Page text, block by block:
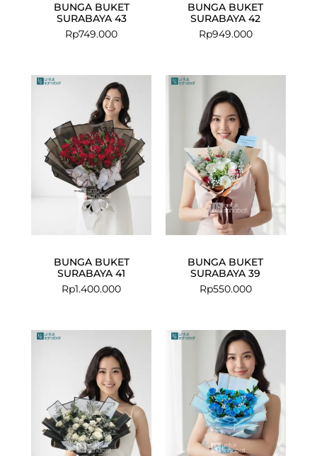
BUNGA BUKET
SURABAYA 43
Rp749.000
BUNGA BUKET
SURABAYA 42
Rp949.000
BUNGA BUKET
SURABAYA 41
Rp1.400.000
BUNGA BUKET
SURABAYA 39
Rp550.000